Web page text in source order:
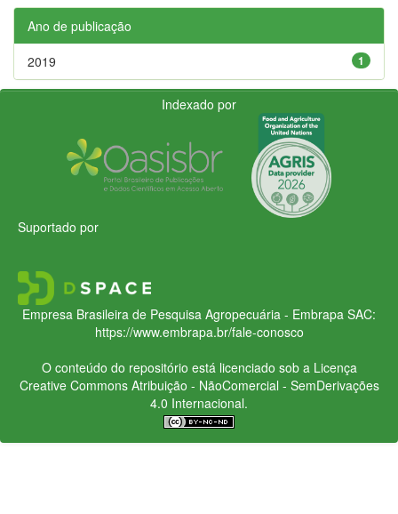
Ano de publicação
1
2019
Indexado por
Suportado por
Empresa Brasileira de Pesquisa Agropecuária - Embrapa SAC:
https://www.embrapa.br/fale-conosco
O conteúdo do repositório está licenciado sob a Licença
Creative CommonsAtribuição - NãoComercial - SemDerivações
4.0 Internacional.